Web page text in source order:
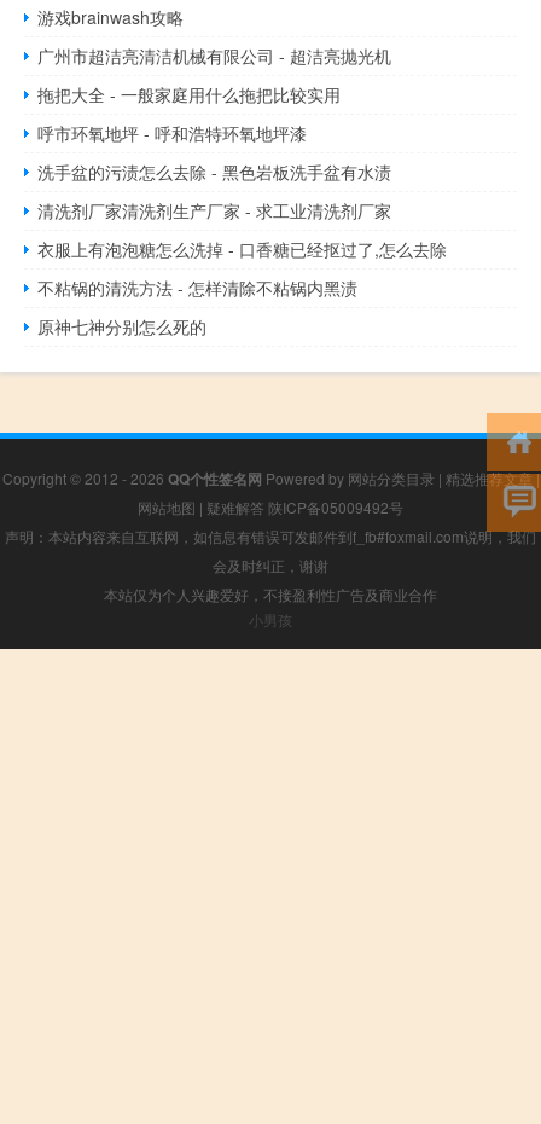
游戏brainwash攻略
广州市超洁亮清洁机械有限公司 - 超洁亮抛光机
拖把大全 - 一般家庭用什么拖把比较实用
呼市环氧地坪 - 呼和浩特环氧地坪漆
洗手盆的污渍怎么去除 - 黑色岩板洗手盆有水渍
清洗剂厂家清洗剂生产厂家 - 求工业清洗剂厂家
衣服上有泡泡糖怎么洗掉 - 口香糖已经抠过了,怎么去除
不粘锅的清洗方法 - 怎样清除不粘锅内黑渍
原神七神分别怎么死的
Copyright © 2012 - 2026 QQ个性签名网 Powered by 网站分类目录 | 精选推荐文章|
网站地图 | 疑难解答 陕ICP备05009492号
声明：本站内容来自互联网，如信息有错误可发邮件到f_fb#foxmail.com说明，我们
会及时纠正，谢谢
本站仅为个人兴趣爱好，不接盈利性广告及商业合作
小男孩